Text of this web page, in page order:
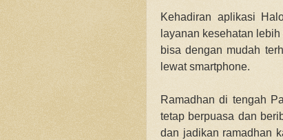
Kehadiran aplikasi
layanan kesehatan
bisa dengan mudah
lewat smartphone.
Ramadhan di tengah
tetap berpuasa dan
dan jadikan ramadhan